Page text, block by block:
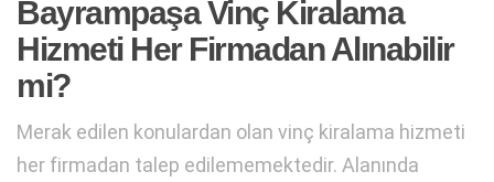
Bayrampaşa Vinç Kiralama
Hizmeti Her Firmadan Alınabilir
mi?
Merak edilen konulardan olan vinç kiralama hizmeti
her firmadan talep edilememektedir. Alanında